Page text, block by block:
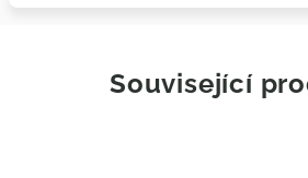
Související